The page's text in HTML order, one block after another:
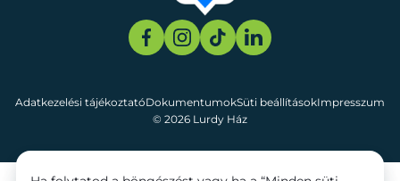
© 2026 Lurdy Ház
Adatkezelési tájékoztatóDokumentumokSüti beállításokImpresszum